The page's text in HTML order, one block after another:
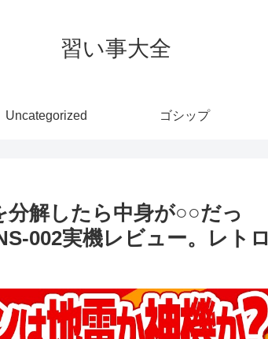
習い事大全
Uncategorized ゴシップ
分解したら中身が○○だっ
002実機レビュー。レトロ